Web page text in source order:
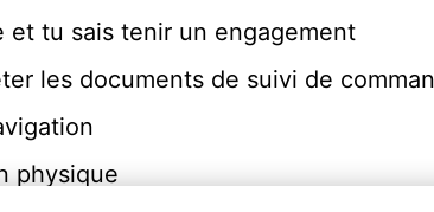
et tu sais tenir un engagement
les documents de suivi de
physique